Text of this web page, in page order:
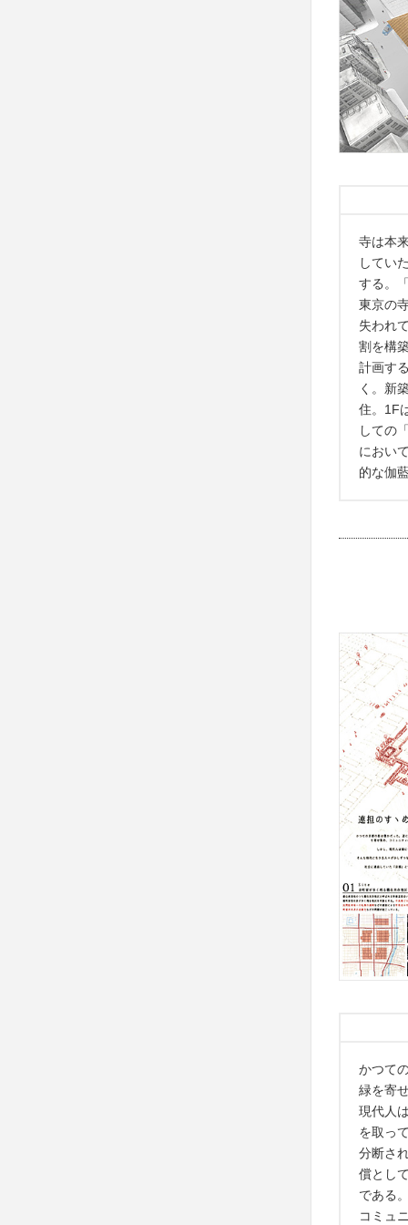
寺は本
してい
する。
東京の
失われ
割を構
計画す
く。新
住。1F
しての
におい
的な伽
かつて
緑を寄
現代人
を取っ
分断さ
償とし
である
コミュ